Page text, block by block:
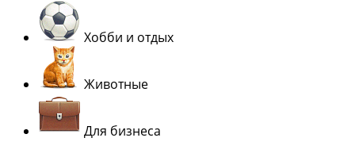
Хобби и отдых
Животные
Для бизнеса